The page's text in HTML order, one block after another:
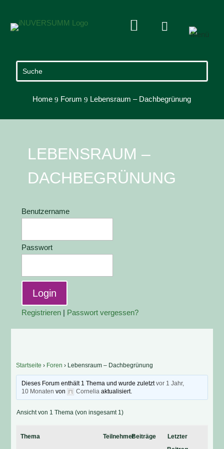
 
Home 9 Forum 9 Lebensraum – Dachbegrünung
LEBENSRAUM –
DACHBEGRÜNUNG
Benutzername
Passwort
Registrieren | Passwort vergessen?
Startseite › Foren › Lebensraum – Dachbegrünung
Dieses Forum enthält 1 Thema und wurde zuletztvor 1 Jahr,
10 Monaten von Corneliaaktualisiert.
Ansicht von 1 Thema (von insgesamt 1)
Thema TeilnehmerBeiträge
Letzter